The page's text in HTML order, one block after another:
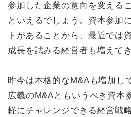
参加した企業の意向を変える
といえるでしょう。資本参加
トがあることから、最近では
成長を試みる経営者も増えて
昨今は本格的なM&Aも増加し
広義のM&Aともいうべき資本
軽にチャレンジできる経営戦